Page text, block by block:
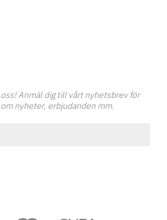
Anmäl dig till vårt nyhetsbrev för
nyheter, erbjudanden mm.